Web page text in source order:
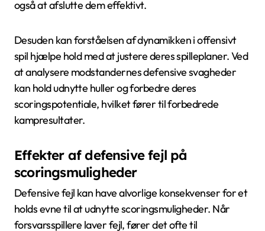
også at afslutte dem effektivt.
Desuden kan forståelsen af dynamikken i offensivt
spil hjælpe hold med at justere deres spilleplaner. Ved
at analysere modstandernes defensive svagheder
kan hold udnytte huller og forbedre deres
scoringspotentiale, hvilket fører til forbedrede
kampresultater.
Effekter af defensive fejl på
scoringsmuligheder
Defensive fejl kan have alvorlige konsekvenser for et
holds evne til at udnytte scoringsmuligheder. Når
forsvarsspillere laver fejl, fører det ofte til